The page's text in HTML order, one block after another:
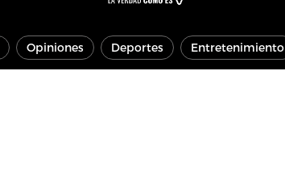
Opiniones Deportes Entretenimiento